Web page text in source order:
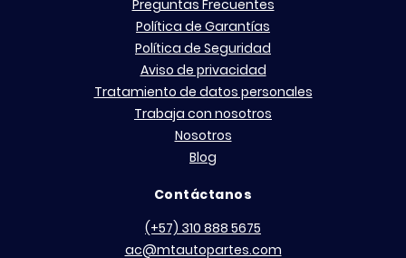
Preguntas Frecuentes
Política de Garantías
Política de Seguridad
Aviso de privacidad
Tratamiento de datos personales
Trabaja con nosotros
Nosotros
Blog
Contáctanos
(+57) 310 888 5675
ac@mtautopartes.com